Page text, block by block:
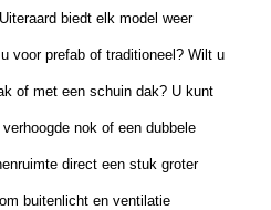
biedt elk model weer
voor prefab of traditioneel? Wilt u
of met een schuin dak? U kunt
nok of een dubbele
direct een stuk groter
buitenlicht en ventilatie